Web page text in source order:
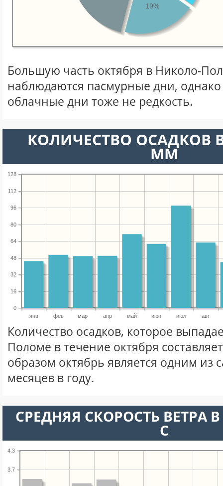
19%
Большую часть октября в Николо-
наблюдаются пасмурные дни,
облачные дни тоже не редкость.
КОЛИЧЕСТВО ОСАДКОВ
ММ
янв фев мар апр май июн июл авг
0
16
32
48
64
80
96
112
128
Количество осадков, которое
Поломе в течение октября
образом октябрь является одним из
месяцев в году.
СРЕДНЯЯ СКОРОСТЬ ВЕТРА
С
3.7
4.3